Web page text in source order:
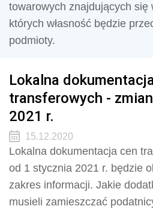
towarowych znajdujących się
których własność będzie
podmioty.
Lokalna
transferowych -
2021 r.
15.12.2020
Lokalna dokumentacja cen
od 1 stycznia 2021 r. będzie
zakres informacji. Jakie
musieli zamieszczać